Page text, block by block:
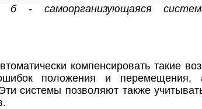
б - самоорганизующаяся
компенсировать такие
положения и перемещения,
системы позволяют также